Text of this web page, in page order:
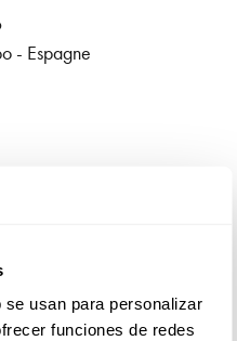
usan para personalizar
funciones de redes
- Espagne
– 20:00
– 20:00
– 20:00